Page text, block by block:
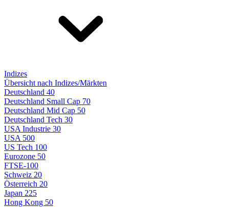
Indizes
Übersicht nach Indizes/Märkten
Deutschland 40
Deutschland Small Cap 70
Deutschland Mid Cap 50
Deutschland Tech 30
USA Industrie 30
USA 500
US Tech 100
Eurozone 50
FTSE-100
Schweiz 20
Österreich 20
Japan 225
Hong Kong 50